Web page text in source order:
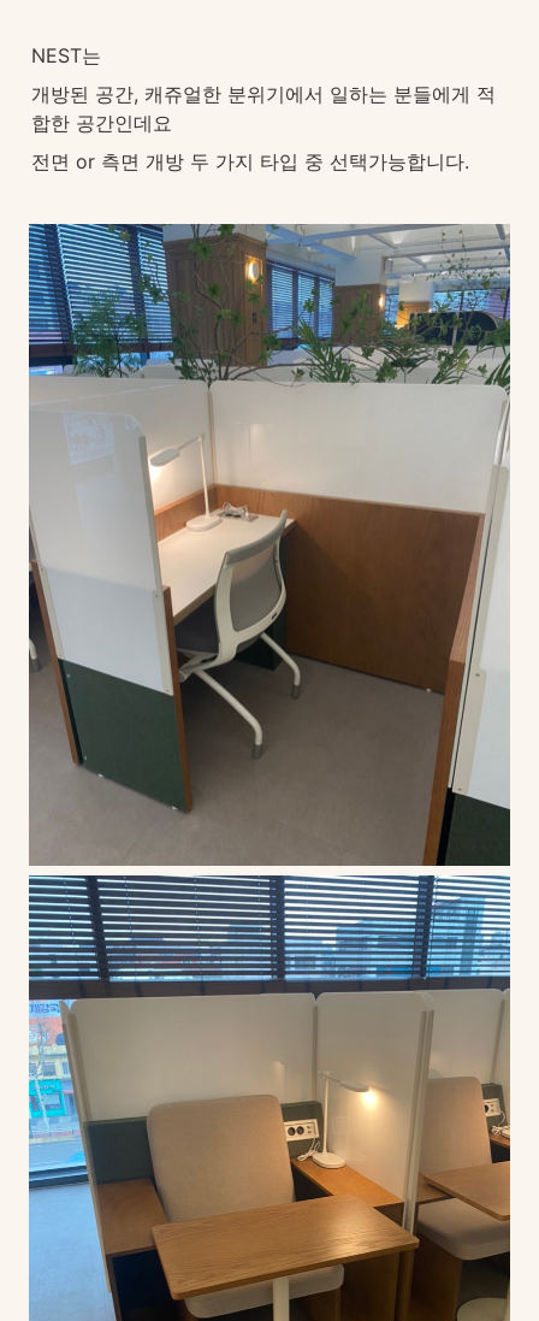
NEST는
개방된 공간, 캐쥬얼한 분위기에서 일하는 분들에게 적
합한 공간인데요
전면 or 측면 개방 두 가지 타입 중 선택가능합니다.